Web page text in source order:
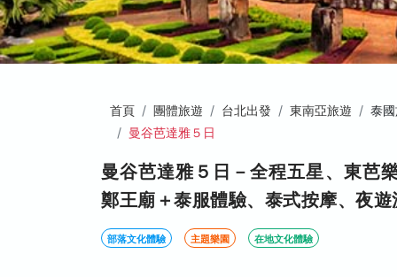
首頁 團體旅遊 台北出發 東南亞旅遊
泰
曼谷芭達雅５日
曼谷芭達雅５日－全程五星、東芭
鄭王廟＋泰服體驗、泰式按摩、夜
部落文化體驗 主題樂園 在地文化體驗